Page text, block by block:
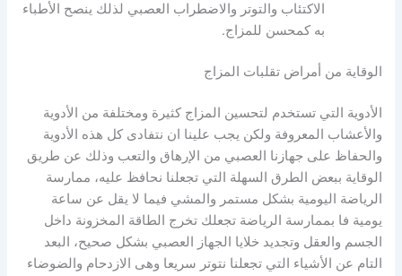
الاكتئاب والتوتر والاضطراب العصبي لذلك ينصح الأطباء
به كمحسن للمزاج.
الوقاية من أمراض تقلبات المزاج
الأدوية التي تستخدم لتحسين المزاج كثيرة ومختلفة من الأدوية
والأعشاب المعروفة ولكن يجب علينا ان نتفادى كل هذه الأدوية
والحفاظ على جهازنا العصبي من الإرهاق والتعب وذلك عن طريق
الوقاية ببعض الطرق السهلة التي تجعلنا نحافظ عليه، ممارسة
الرياضة اليومية بشكل مستمر والمشي فيما لا يقل عن ساعة
يومية فا بممارسة الرياضة تجعلك تخرج الطاقة المخزونة داخل
الجسم والعقل وتجديد خلايا الجهاز العصبي بشكل صحيح، البعد
التام عن الأشياء التي تجعلنا نتوتر سريعا وهى الازدحام والضوضاء